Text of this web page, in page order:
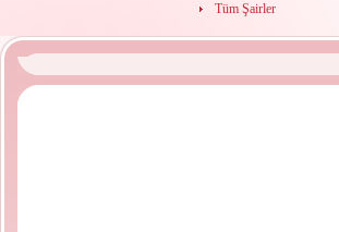
Tüm Şairler